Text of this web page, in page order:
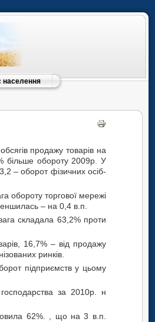
населення
продажу товарів на
більше обороту 2009р. У
– оборот фізичних осіб-
обороту торгової мережі
– на 0,4 в.п.
складала 63,2% проти
16,7% – від продажу
ринків.
підприємств у цьому
господарства за 2010р. н
62%. , що на 3 в.п.